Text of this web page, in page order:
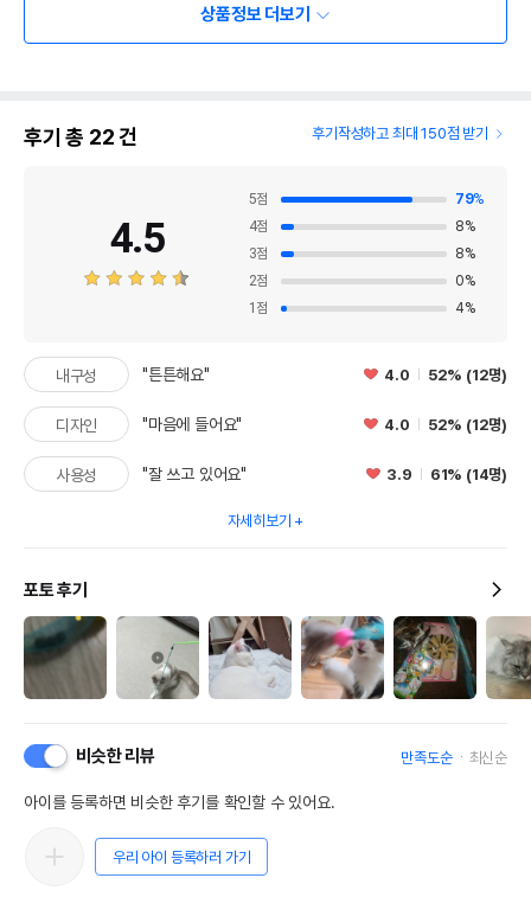
상품정보 더보기
후기 총 22건 후기작성하고 최대 150점 받기
4.5
5점 79%
4점 8%
3점 8%
2점 0%
1 점 4%
내구성 "튼튼해요" 4.0 52% (12명)
디자인 "마음에 들어요" 4.0 52% (12명)
사용성 "잘 쓰고 있어요" 3.9 61% (14명)
자세히보기
포토 후기
비슷한 리뷰 만족도순 최신순
아이를 등록하면 비슷한 후기를 확인할 수 있어요.
우리 아이 등록하러 가기